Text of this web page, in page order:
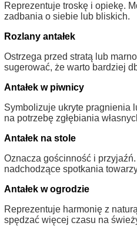
Reprezentuje troskę i opiekę.
zadbania o siebie lub bliskich.
Rozlany antałek
Ostrzega przed stratą lub
sugerować, że warto bardziej
Antałek w piwnicy
Symbolizuje ukryte pragnienia
na potrzebę zgłębiania
Antałek na stole
Oznacza gościnność i
nadchodzące spotkania
Antałek w ogrodzie
Reprezentuje harmonię z
spędzać więcej czasu na